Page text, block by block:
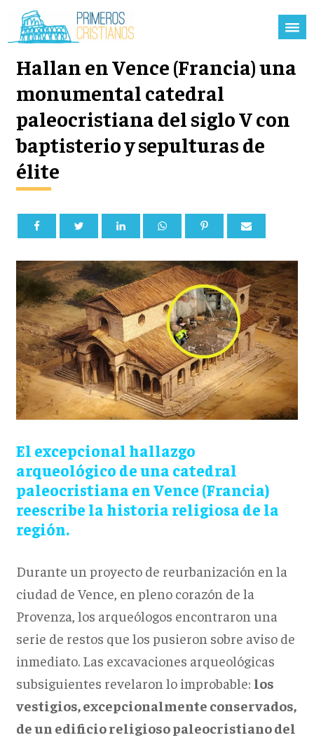
Hallan en Vence (Francia) una
monumental catedral
paleocristiana del siglo V con
baptisterio y sepulturas de
élite
El excepcional hallazgo
arqueológico de una catedral
paleocristiana en Vence (Francia)
reescribe la historia religiosa de la
región.
Durante un proyecto de reurbanización en la
ciudad de Vence, en pleno corazón de la
Provenza, los arqueólogos encontraron una
serie de restos que los pusieron sobre aviso de
inmediato. Las excavaciones arqueológicas
subsiguientes revelaron lo improbable: los
vestigios, excepcionalmente conservados,
de un edificio religioso paleocristiano del